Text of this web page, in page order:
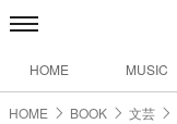
HOME MUSIC
HOME BOOK 文芸